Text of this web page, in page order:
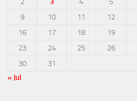
9
10 11 12
16
17 18 19
23
24 25 26
30
31
« Jul